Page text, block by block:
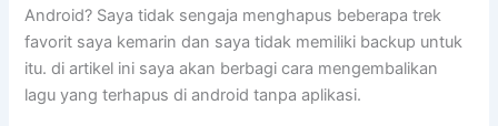
Android? Saya tidak sengaja menghapus beberapa trek
favorit saya kemarin dan saya tidak memiliki backup untuk
itu. di artikel ini saya akan berbagi cara mengembalikan
lagu yang terhapus di android tanpa aplikasi.